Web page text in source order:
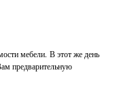
мебели. В этот же день
предварительную